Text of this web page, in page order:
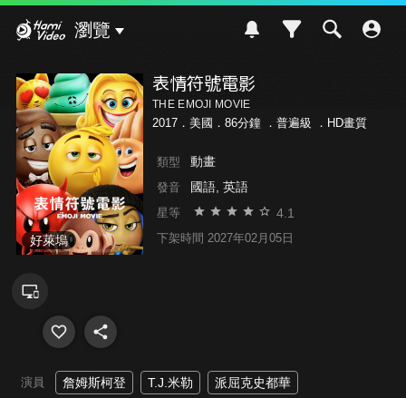
瀏覽
好萊塢
表情符號電影
THE EMOJI MOVIE
2017．美國．86分鐘 ． 普遍級 ．HD畫質
類型 動畫
發音 國語, 英語
星等 4.1
下架時間 2027年02月05日
演員 詹姆斯柯登 T.J.米勒 派屈克史都華